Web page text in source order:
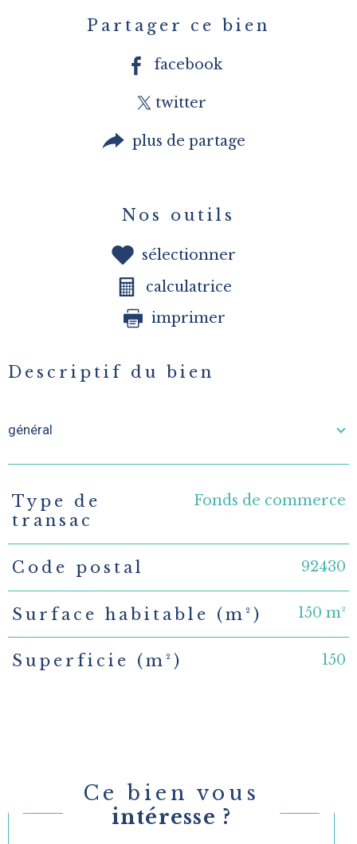
Partager ce bien
facebook
twitter
plus de partage
Nos outils
sélectionner
calculatrice
imprimer
Descriptif du bien
général
TRAD_PAMPERO_Caracteristique Valeurs
Type de
transac
Fonds de commerce
Code postal 92430
Surface habitable (m²) 150 m²
Superficie (m²) 150
Ce bien vous
intéresse ?